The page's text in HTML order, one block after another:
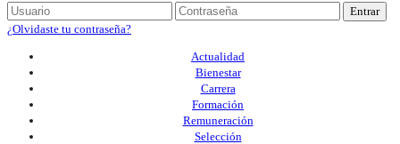
Entrar
¿Olvidaste tu contraseña?
Actualidad
Bienestar
Carrera
Formación
Remuneración
Selección